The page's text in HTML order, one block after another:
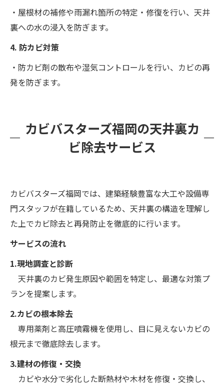
・屋根材の補修や雨漏れ箇所の特定・修復を行い、天井
裏への水の浸入を防ぎます。
4. 防カビ対策
・防カビ剤の散布や湿気コントロールを行い、カビの再
発を防ぎます。
カビバスターズ福岡の天井裏カ
ビ除去サービス
カビバスターズ福岡では、建築経験豊富な大工や設備専
門スタッフが在籍しているため、天井裏の構造を理解し
た上でカビ除去と再発防止を徹底的に行います。
サービスの流れ
1.現地調査と診断
天井裏のカビ発生原因や範囲を特定し、最適な対策プ
ランを提案します。
2.カビの根本除去
専用薬剤と高圧噴霧機を使用し、目に見えないカビの
根元まで徹底除去します。
3.建材の修復・交換
カビや水分で劣化した断熱材や木材を修復・交換し、